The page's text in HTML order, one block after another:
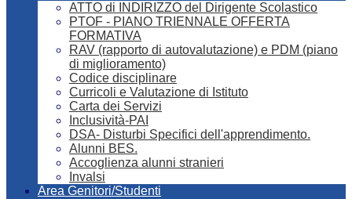
ATTO di INDIRIZZO del Dirigente Scolastico
PTOF - PIANO TRIENNALE OFFERTA
FORMATIVA
RAV (rapporto di autovalutazione) e PDM (piano
di miglioramento)
Codice disciplinare
Curricoli e Valutazione di Istituto
Carta dei Servizi
Inclusività-PAI
DSA- Disturbi Specifici dell'apprendimento.
Alunni BES.
Accoglienza alunni stranieri
Invalsi
Area Genitori/Studenti